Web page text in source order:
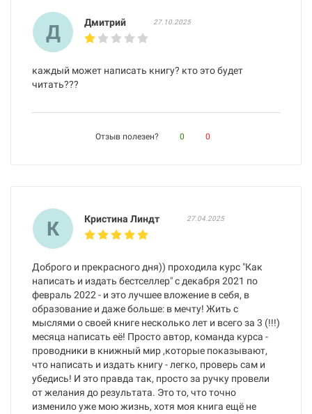
Д Дмитрий 27.10.2025
каждый может написать книгу? кто это будет
читать???
Отзыв полезен? 0 0
К Кристина Линдт 27.04.2025
Доброго и прекрасного дня)) проходила курс "Как
написать и издать бестселлер" с декабря 2021 по
февраль 2022 - и это лучшее вложение в себя, в
образование и даже больше: в мечту! Жить с
мыслями о своей книге несколько лет и всего за 3 (!!!)
месяца написать её! Просто автор, команда курса -
проводники в книжный мир ,которые показывают,
что написать и издать книгу - легко, проверь сам и
убедись! И это правда так, просто за ручку провели
от желания до результата. Это то, что точно
изменило уже мою жизнь, хотя моя книга ещё не